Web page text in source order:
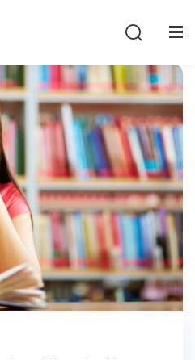
in
account?Sign up
Lost your password?